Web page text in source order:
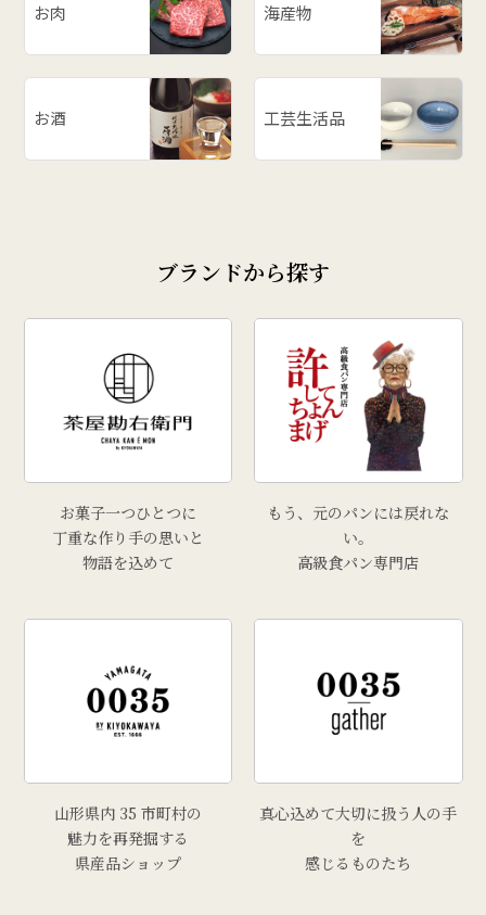
お肉 海産物
お酒 工芸生活品
ブランドから探す
お菓子一つひとつに
丁重な作り手の思いと
物語を込めて
もう、元のパンには戻れな
い。
高級食パン専門店
山形県内 35 市町村の
魅力を再発掘する
県産品ショップ
真心込めて大切に扱う人の手
を
感じるものたち